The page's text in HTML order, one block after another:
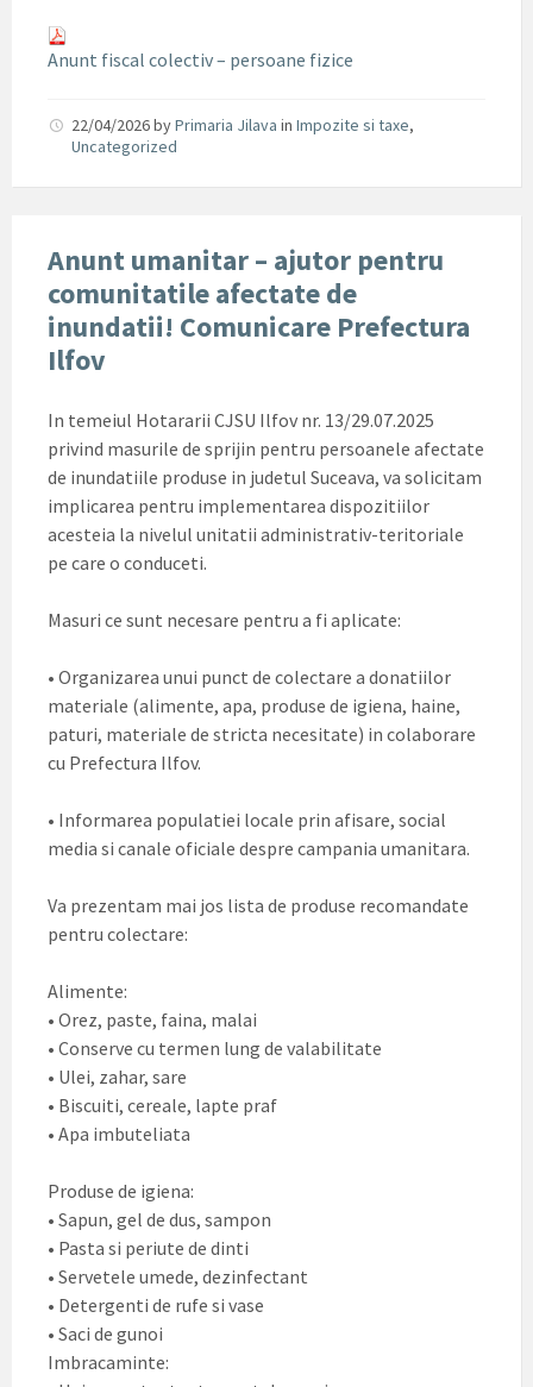
Anunt fiscal colectiv – persoane fizice
22/04/2026byPrimaria Jilava in Impozite si taxe,
Uncategorized
Anunt umanitar – ajutor pentru
comunitatile afectate de
inundatii! Comunicare Prefectura
Ilfov
In temeiul Hotararii CJSU Ilfov nr. 13/29.07.2025
privind masurile de sprijin pentru persoanele afectate
de inundatiile produse in judetul Suceava, va solicitam
implicarea pentru implementarea dispozitiilor
acesteia la nivelul unitatii administrativ-teritoriale
pe care o conduceti.
Masuri ce sunt necesare pentru a fi aplicate:
• Organizarea unui punct de colectare a donatiilor
materiale (alimente, apa, produse de igiena, haine,
paturi, materiale de stricta necesitate) in colaborare
cu Prefectura Ilfov.
• Informarea populatiei locale prin afisare, social
media si canale oficiale despre campania umanitara.
Va prezentam mai jos lista de produse recomandate
pentru colectare:
Alimente:
• Orez, paste, faina, malai
• Conserve cu termen lung de valabilitate
• Ulei, zahar, sare
• Biscuiti, cereale, lapte praf
• Apa imbuteliata
Produse de igiena:
• Sapun, gel de dus, sampon
• Pasta si periute de dinti
• Servetele umede, dezinfectant
• Detergenti de rufe si vase
• Saci de gunoi
Imbracaminte: